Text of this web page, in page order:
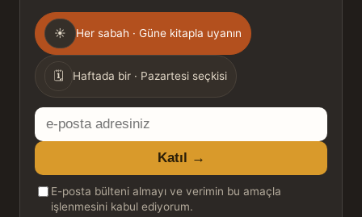
Gönderim
sıklığı
☀ Her sabah · Güne kitapla uyanın
🗓 Haftada bir · Pazartesi seçkisi
E-
posta
adresiniz
Katıl →
E-posta bülteni almayı ve verimin bu amaçla
işlenmesini kabul ediyorum.